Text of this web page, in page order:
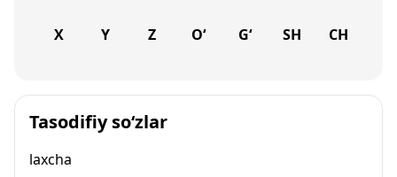
X Y Z O‘ G‘ SH CH
Tasodifiy so‘zlar
laxcha